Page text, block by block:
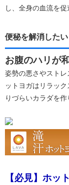
し、全身の血流を
便秘を解消したい
お腹のハリが
姿勢の悪さやスト
ットヨガはリラッ
りづらいカラダを作
【必見】ホッ